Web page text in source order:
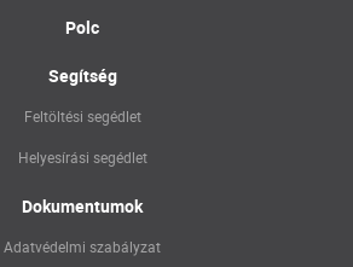
Polc
Segítség
Feltöltési segédlet
Helyesírási segédlet
Dokumentumok
Adatvédelmi szabályzat